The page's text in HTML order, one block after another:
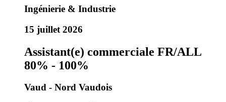
Ingénierie & Industrie
15 juillet 2026
Assistant(e) commerciale FR/ALL
80% - 100%
Vaud - Nord Vaudois